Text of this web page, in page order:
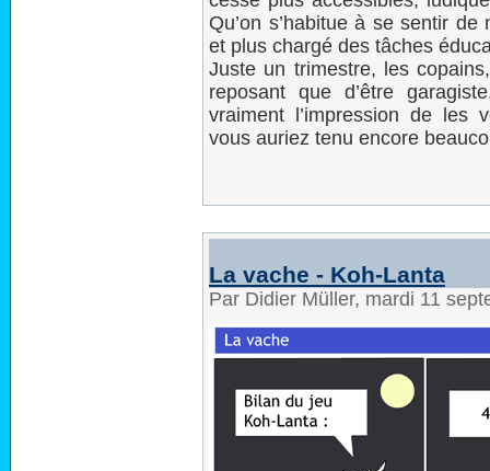
Qu’on s’habitue à se sentir
et plus chargé des tâches
Juste un trimestre, les
reposant que d’être
vraiment l’impression de les
vous auriez tenu encore
La vache - Koh-Lanta
Par Didier Müller, mardi 11